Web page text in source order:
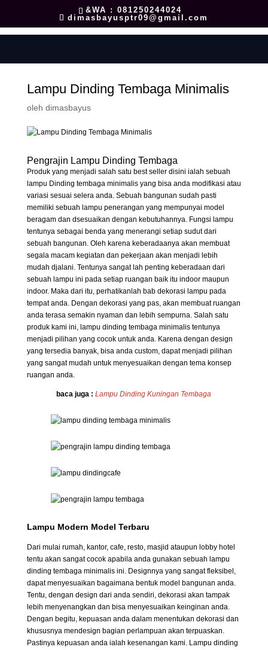
&WA : 081250244024
dimasbayusptr09@gmail.com
Lampu Dinding Tembaga Minimalis
oleh dimasbayus
Pengrajin Lampu Dinding Tembaga
Produk yang menjadi salah satu best seller disini ialah sebuah
lampu Dinding tembaga minimalis yang bisa anda modifikasi atau
variasi sesuai selera anda. Sebuah bangunan sudah pasti
memiliki sebuah lampu penerangan yang mempunyai model
beragam dan dsesuaikan dengan kebutuhannya. Fungsi lampu
tentunya sebagai benda yang menerangi setiap sudut dari
sebuah bangunan. Oleh karena keberadaanya akan membuat
segala macam kegiatan dan pekerjaan akan menjadi lebih
mudah djalani. Tentunya sangat lah penting keberadaan dari
sebuah lampu ini pada setiap ruangan baik itu indoor maupun
indoor. Maka dari itu, perhatikanlah bab dekorasi lampu pada
tempat anda. Dengan dekorasi yang pas, akan membuat ruangan
anda terasa semakin nyaman dan lebih sempurna. Salah satu
produk kami ini, lampu dinding tembaga minimalis tentunya
menjadi pilihan yang cocok untuk anda. Karena dengan design
yang tersedia banyak, bisa anda custom, dapat menjadi pilihan
yang sangat mudah untuk menyesuaikan dengan tema konsep
ruangan anda.
baca juga :Lampu Dinding Kuningan Tembaga
Lampu Modern Model Terbaru
Dari mulai rumah, kantor, cafe, resto, masjid ataupun lobby hotel
tentu akan sangat cocok apabila anda gunakan sebuah lampu
dinding tembaga minimalis ini. Designnya yang sangat fleksibel,
dapat menyesuaikan bagaimana bentuk model bangunan anda.
Tentu, dengan design dari anda sendiri, dekorasi akan tampak
lebih menyenangkan dan bisa menyesuaikan keinginan anda.
Dengan begitu, kepuasan anda dalam menentukan dekorasi dan
khususnya mendesign bagian perlampuan akan terpuaskan.
Pastinya kepuasan anda ialah kesenangan kami. Lampu dinding